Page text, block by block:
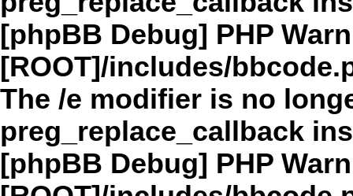
[phpBB Debug] PHP
[ROOT]/includes/
The /e modifier is no
preg_replace_callback
[phpBB Debug] PHP